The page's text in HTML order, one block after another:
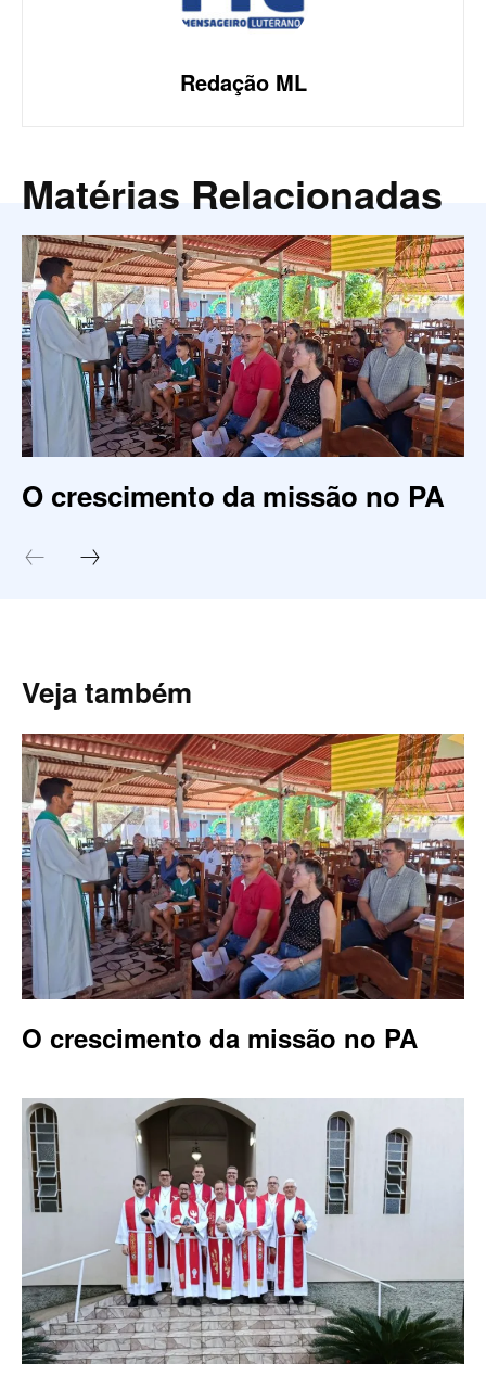
Redação ML
Matérias Relacionadas
O crescimento da missão no PA
Veja também
O crescimento da missão no PA